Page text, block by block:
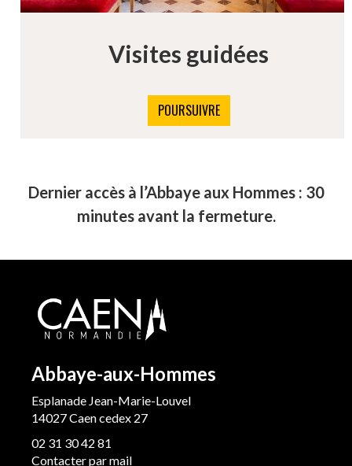
Visites guidées
POURSUIVRE
Dernier accès à l’Abbaye aux Hommes : 30
minutes avant la fermeture.
Abbaye-aux-Hommes
Esplanade Jean-Marie-Louvel
14027 Caen cedex 27
02 31 30 42 81
Contacter par mail